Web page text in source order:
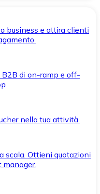
business e attira clienti
B2B di on-ramp e off-
nella tua attività.
scala. Ottieni quotazioni
manager.